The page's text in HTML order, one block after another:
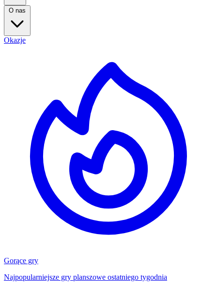
O nas
Okazje
Gorące gry
Najpopularniejsze gry planszowe ostatniego tygodnia